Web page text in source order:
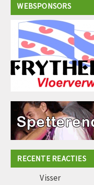
WEBSPONSORS
RECENTE REACTIES
Visser